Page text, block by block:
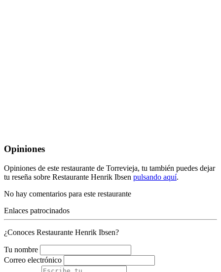
Opiniones
Opiniones de este restaurante de Torrevieja, tu también puedes dejar
tu reseña sobre Restaurante Henrik Ibsen pulsando aquí.
No hay comentarios para este restaurante
Enlaces patrocinados
¿Conoces Restaurante Henrik Ibsen?
Tu nombre
Correo electrónico